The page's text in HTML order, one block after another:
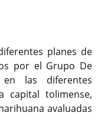
planes de
por el Grupo De
en las diferentes
capital tolimense,
avaluadas